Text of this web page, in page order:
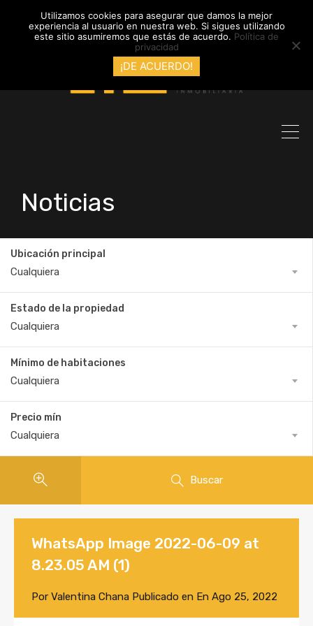
info@inmobiliariadyl.com
Noticias
Ubicación principal
Cualquiera
Estado de la propiedad
Cualquiera
Mínimo de habitaciones
Cualquiera
Precio mín
Cualquiera
Buscar
WhatsApp Image 2022-06-09 at
8.23.05 AM (1)
Por Valentina Chana Publicado en En Ago 25, 2022
Utilizamos cookies para asegurar que damos la mejor
experiencia al usuario en nuestra web. Si sigues utilizando
este sitio asumiremos que estás de acuerdo. Política de
privacidad
¡DE ACUERDO!